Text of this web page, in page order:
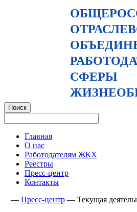
СФЕРЫ
Главная
О нас
Работодателям ЖКХ
Реестры
Пресс-центр
Контакты
— Пресс-центр — Текущая